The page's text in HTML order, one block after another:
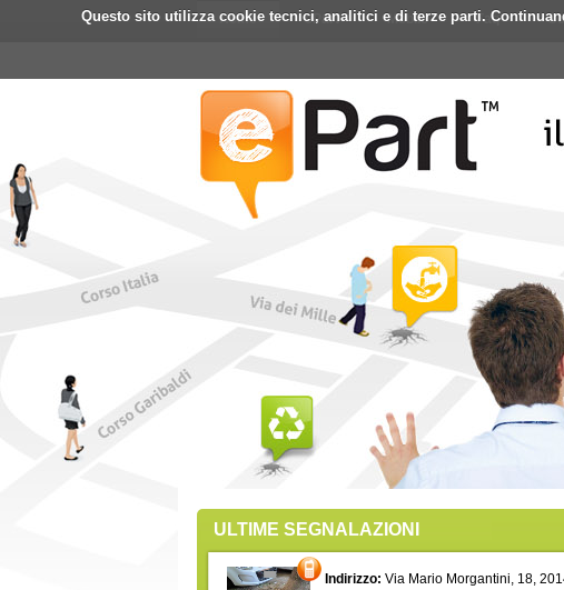
Questo sito utilizza cookie tecnici, analitici e di terze parti.
Home ePart Mobile Faq
ULTIME SEGNALAZIONI
Indirizzo: Via Mario Morgantini, 18,